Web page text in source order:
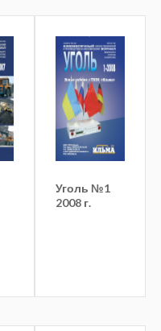
Уголь №1
2008 г.